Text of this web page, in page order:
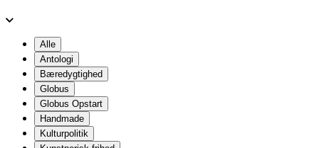
Alle
Antologi
Bæredygtighed
Globus
Globus Opstart
Handmade
Kulturpolitik